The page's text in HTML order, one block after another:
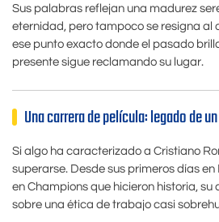
Sus palabras reflejan una madurez
eternidad, pero tampoco se resigna al
ese punto exacto donde el pasado
presente sigue reclamando su lugar.
Una carrera de película: legado de
Si algo ha caracterizado a Cristiano
superarse. Desde sus primeros días
en Champions que hicieron historia,
sobre una ética de trabajo casi